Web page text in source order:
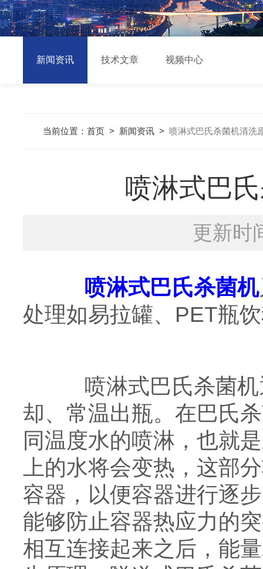
新闻资讯 技术文章 视频中心
当前位置： 首页 > 新闻资讯 > 喷淋式巴氏杀菌机清洗
喷淋式巴
更新时
喷淋式巴氏杀菌机
处理如易拉罐、PET瓶
喷淋式巴氏杀菌机
却、常温出瓶。在巴氏
同温度水的喷淋，也就
上的水将会变热，这部
容器，以便容器进行逐
能够防止容器热应力的
相互连接起来之后，能